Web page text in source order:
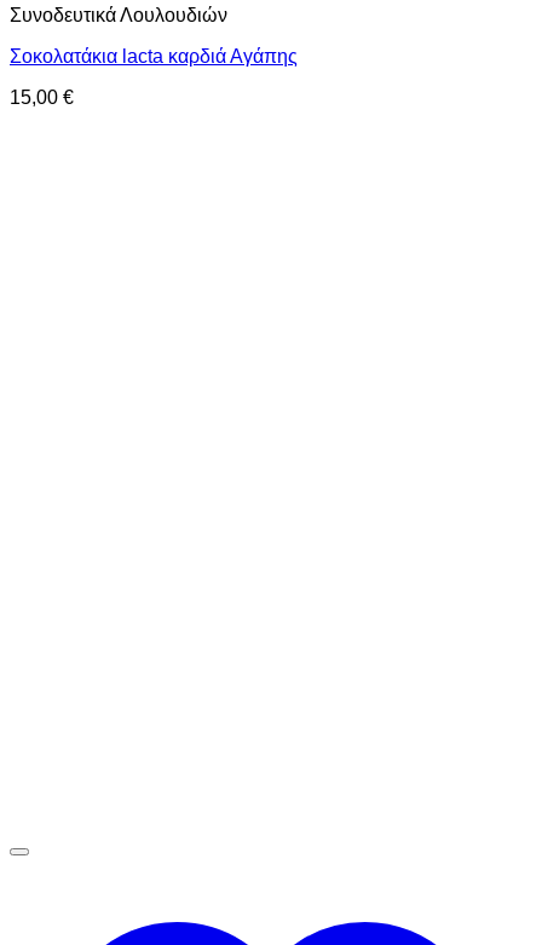
Συνοδευτικά Λουλουδιών
Σοκολατάκια lacta καρδιά Αγάπης
15,00 €